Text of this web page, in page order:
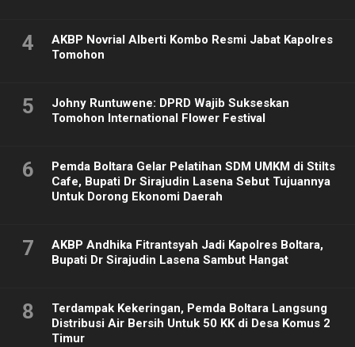
4
AKBP Novrial Alberti Kombo Resmi Jabat Kapolres
Tomohon
5
Johny Runtuwene: DPRD Wajib Sukseskan
Tomohon International Flower Festival
6
Pemda Boltara Gelar Pelatihan SDM UMKM di Stilts
Cafe, Bupati Dr Sirajudin Lasena Sebut Tujuannya
Untuk Dorong Ekonomi Daerah
7
AKBP Andhika Fitrantsyah Jadi Kapolres Boltara,
Bupati Dr Sirajudin Lasena Sambut Hangat
8
Terdampak Kekeringan, Pemda Boltara Langsung
Distribusi Air Bersih Untuk 50 KK di Desa Komus 2
Timur